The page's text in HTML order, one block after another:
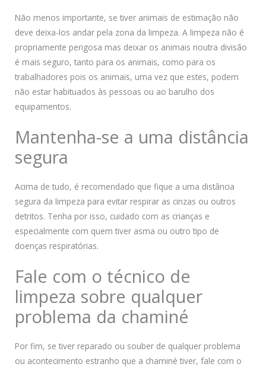
Não menos importante, se tiver animais de estimação não
deve deixa-los andar pela zona da limpeza. A limpeza não é
propriamente perigosa mas deixar os animais noutra divisão
é mais seguro, tanto para os animais, como para os
trabalhadores pois os animais, uma vez que estes, podem
não estar habituados às pessoas ou ao barulho dos
equipamentos.
Mantenha-se a uma distância
segura
Acima de tudo, é recomendado que fique a uma distância
segura da limpeza para evitar respirar as cinzas ou outros
detritos. Tenha por isso, cuidado com as crianças e
especialmente com quem tiver asma ou outro tipo de
doenças respiratórias.
Fale com o técnico de
limpeza sobre qualquer
problema da chaminé
Por fim, se tiver reparado ou souber de qualquer problema
ou acontecimento estranho que a chaminé tiver, fale com o